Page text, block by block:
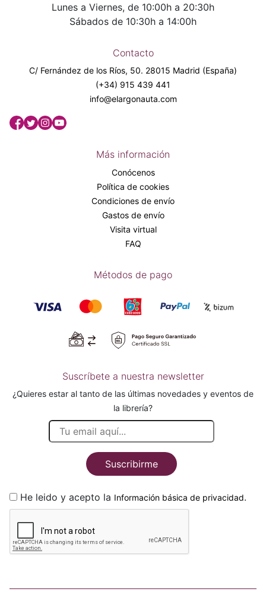
Lunes a Viernes, de 10:00h a 20:30h
Sábados de 10:30h a 14:00h
Contacto
C/ Fernández de los Ríos, 50. 28015 Madrid (España)
(+34) 915 439 441
info@elargonauta.com
Más información
Conócenos
Política de cookies
Condiciones de envío
Gastos de envío
Visita virtual
FAQ
Métodos de pago
Suscríbete a nuestra newsletter
¿Quieres estar al tanto de las últimas novedades y eventos de
la librería?
Suscribirme
He leido y acepto la Información básica de privacidad.